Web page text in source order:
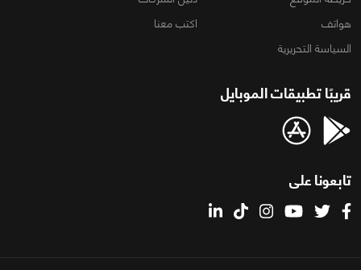
هواتف
اكتب معنا
السياسة التحريرية
قريبًا تطبيقات الموبايل
تابعونا على